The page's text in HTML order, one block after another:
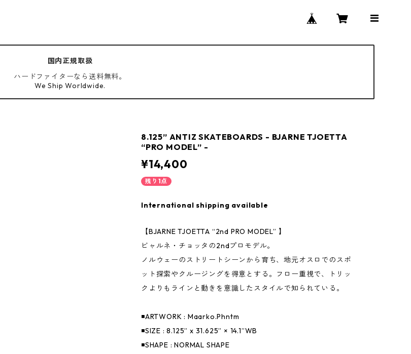
国内正規取扱
ハードファイターなら送料無料。
We Ship Worldwide.
8.125” ANTIZ SKATEBOARDS - BJARNE TJOETTA
“PRO MODEL” -
¥14,400
残り1点
International shipping available
【BJARNE TJOETTA “2nd PRO MODEL” 】
ビャルネ・チョッタの2ndプロモデル。
ノルウェーのストリートシーンから育ち、地元オスロでのスポ
ット探索やクルージングを得意とする。フロー重視で、トリッ
クよりもラインと動きを意識したスタイルで知られている。
◾️ARTWORK : Maarko.Phntm
◾️SIZE : 8.125” x 31.625” × 14.1”WB
◾️SHAPE : NORMAL SHAPE